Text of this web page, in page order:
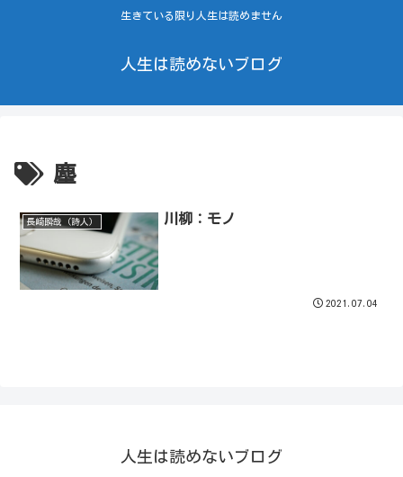
生きている限り人生は読めません
人生は読めないブログ
塵
長崎瞬哉（詩人） 川柳：モノ
2021.07.04
人生は読めないブログ